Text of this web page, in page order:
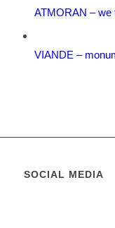
ATMORAN – we
VIANDE –
SOCIAL MEDIA